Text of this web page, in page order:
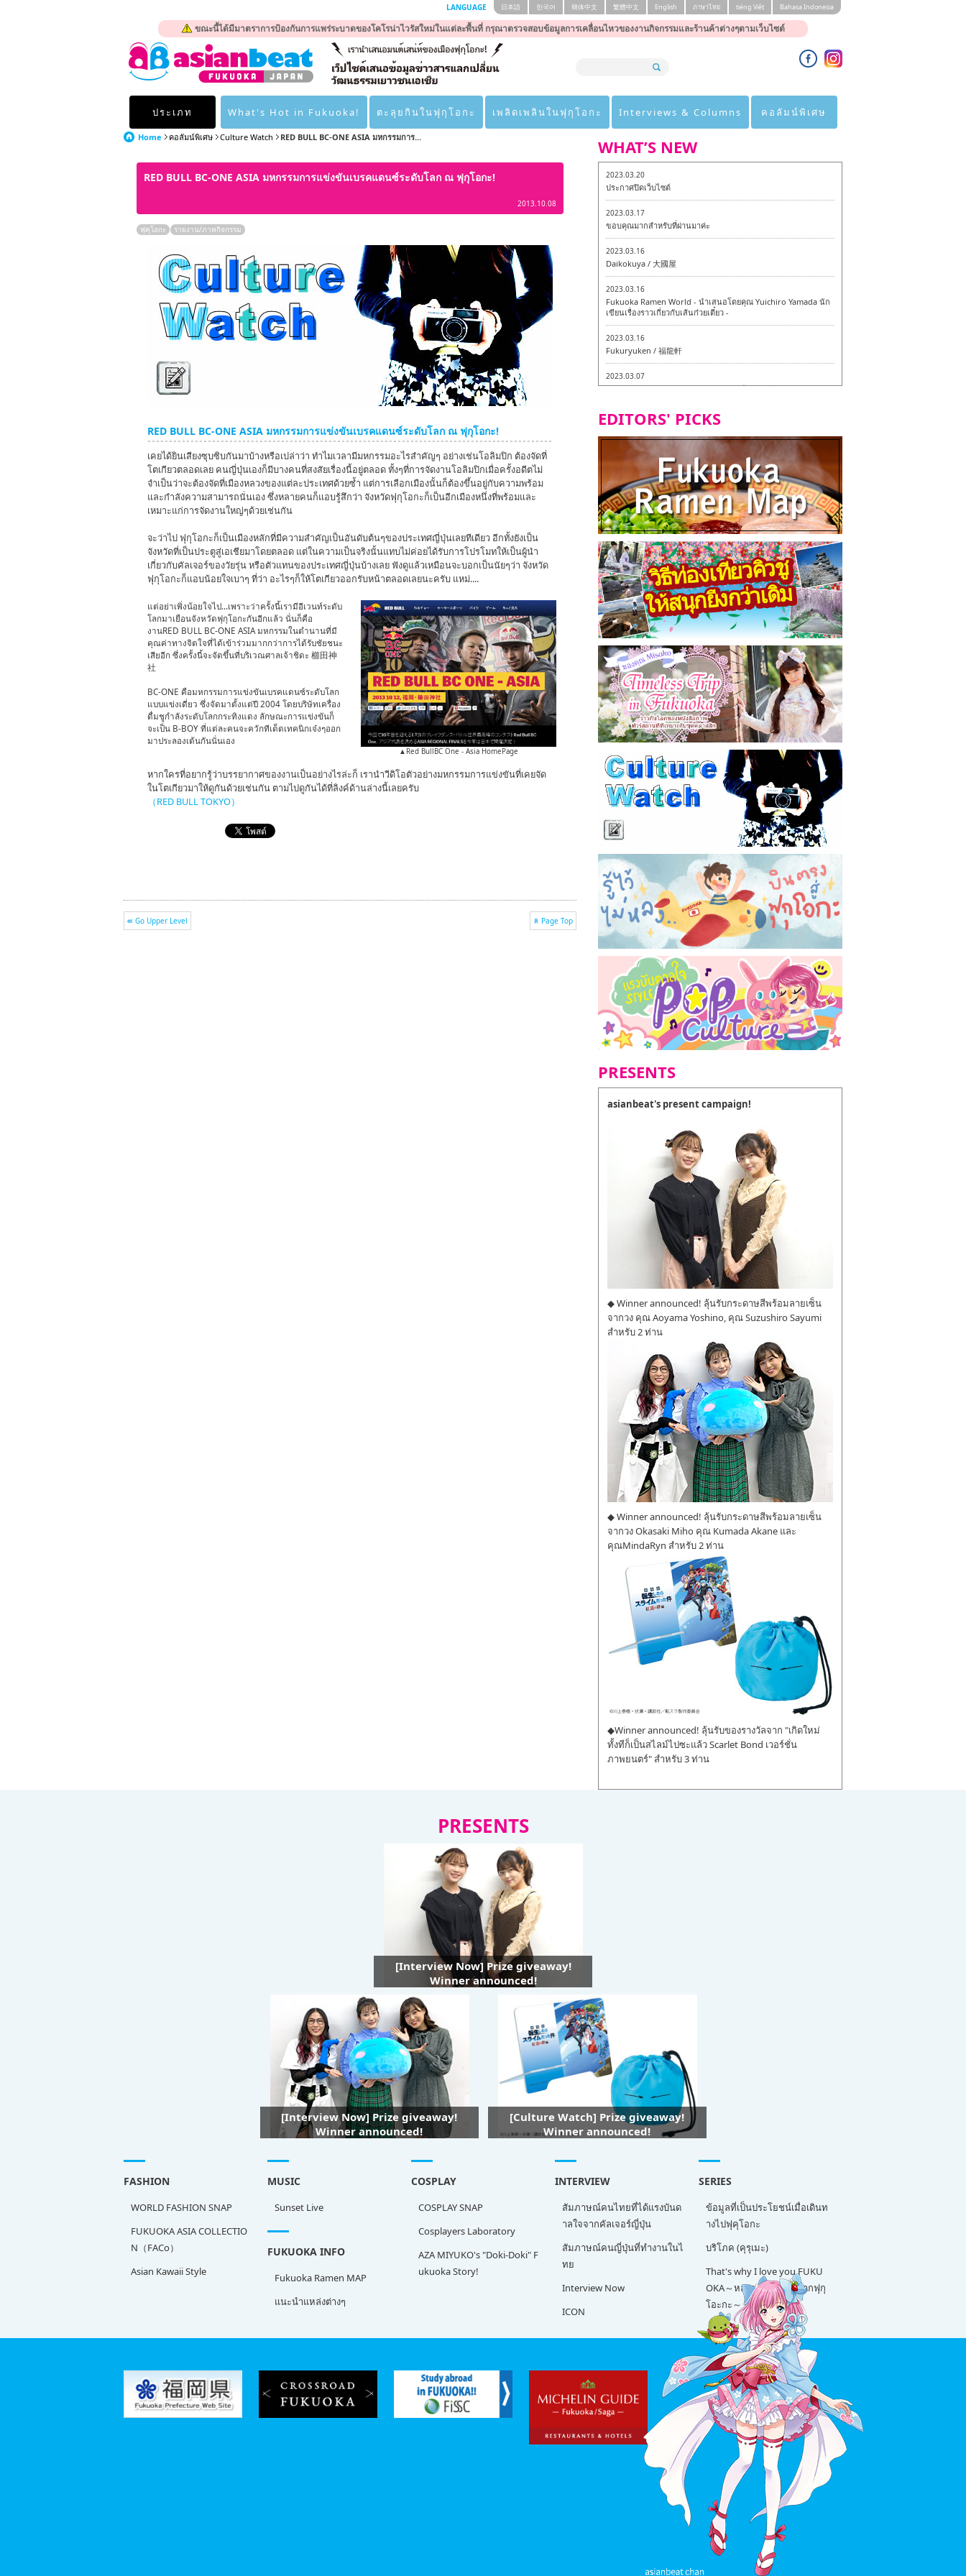
ขณะนี้ได้มีมาตราการป้องกันการแพร่ระบาดของโคโรน่าไวรัสใหม่ในแต่ละพื้นที่ กรุณาตรวจสอบข้อมูลการเคลื่อนไหวของงานกิจกรรมและร้านค้าต่างๆตามเว็บไซต์
LANGUAGE 日本語 한국어 簡体中文 繁體中文 English ภาษาไทย tiéng Viêt Bahasa Indonesia
ประเภท What's Hot in Fukuoka! ตะลุยกินในฟุกุโอกะ เพลิดเพลินในฟุกุโอกะ Interviews & Columns คอลัมน์พิเศษ
Home คอลัมน์พิเศษ Culture Watch RED BULL BC-ONE ASIA มหกรรมการ...
RED BULL BC-ONE ASIA มหกรรมการแข่งขันเบรคแดนซ์ระดับโลก ณ ฟุกุโอกะ!
2013.10.08
ฟุคุโอกะ รายงาน/ภาพกิจกรรม
RED BULL BC-ONE ASIA มหกรรมการแข่งขันเบรคแดนซ์ระดับโลก ณ ฟุกุโอกะ!
เคยได้ยินเสียงซุบซิบกันมาบ้างหรือเปล่าว่า ทำไมเวลามีมหกรรมอะไรสำคัญๆ อย่างเช่นโอลิมปิก ต้องจัดที่
โตเกียวตลอดเลย คนญี่ปุ่นเองก็มีบางคนที่สงสัยเรื่องนี้อยู่ตลอด ทั้งๆที่การจัดงานโอลิมปิกเมื่อครั้งอดีตไม่
จำเป็นว่าจะต้องจัดที่เมืองหลวงของแต่ละประเทศด้วยซ้ำ แต่การเลือกเมืองนั้นก็ต้องขึ้นอยู่กับความพร้อม
และกำลังความสามารถนั่นเอง ซึ่งหลายคนก็แอบรู้สึกว่า จังหวัดฟุกุโอกะก็เป็นอีกเมืองหนึ่งที่พร้อมและ
เหมาะแก่การจัดงานใหญ่ๆด้วยเช่นกัน
จะว่าไป ฟุกุโอกะก็เป็นเมืองหลักที่มีความสำคัญเป็นอันดับต้นๆของประเทศญี่ปุ่นเลยทีเดียว อีกทั้งยังเป็น
จังหวัดที่เป็นประตูสู่เอเชียมาโดยตลอด แต่ในความเป็นจริงนั้นแทบไม่ค่อยได้รับการโปรโมทให้เป็นผู้นำ
เกี่ยวกับคัลเจอร์ของวัยรุ่น หรือตัวแทนของประเทศญี่ปุ่นบ้างเลย ฟังดูแล้วเหมือนจะบอกเป็นนัยๆว่า จังหวัด
ฟุกุโอกะก็แอบน้อยใจเบาๆ ที่ว่า อะไรๆก็ให้โตเกียวออกรับหน้าตลอดเลยนะครับ แหม่....
แต่อย่าเพิ่งน้อยใจไป...เพราะว่าครั้งนี้เรามีอีเวนท์ระดับ
โลกมาเยือนจังหวัดฟุกุโอกะกันอีกแล้ว นั่นก็คือ
งานRED BULL BC-ONE ASIA มหกรรมในตำนานที่มี
คุณค่าทางจิตใจที่ได้เข้าร่วมมากกว่าการได้รับชัยชนะ
เสียอีก ซึ่งครั้งนี้จะจัดขึ้นที่บริเวณศาลเจ้าชิดะ 櫛田神
社
BC-ONE คือมหกรรมการแข่งขันเบรคแดนซ์ระดับโลก
แบบแข่งเดี่ยว ซึ่งจัดมาตั้งแต่ปี 2004 โดยบริษัทเครื่อง
ดื่มชูกำลังระดับโลกกระทิงแดง ลักษณะการแข่งขันก็
จะเป็น B-BOY ที่แต่ละคนจะควักทีเด็ดเทคนิกเจ๋งๆออก
มาประลองเต้นกันนั่นเอง
▲Red BullBC One - Asia HomePage
หากใครที่อยากรู้ว่าบรรยากาศของงานเป็นอย่างไรล่ะก็ เรานำวีดิโอตัวอย่างมหกรรมการแข่งขันที่เคยจัด
ในโตเกียวมาให้ดูกันด้วยเช่นกัน ตามไปดูกันได้ที่ลิงค์ด้านล่างนี้เลยครับ
（RED BULL TOKYO）
Go Upper Level Page Top
WHAT’S NEW
2023.03.20
ประกาศปิดเว็บไซต์
2023.03.17
ขอบคุณมากสำหรับที่ผ่านมาค่ะ
2023.03.16
Daikokuya / 大國屋
2023.03.16
Fukuoka Ramen World - นำเสนอโดยคุณ Yuichiro Yamada นัก
เขียนเรื่องราวเกี่ยวกับเส้นก๋วยเตี๋ยว -
2023.03.16
Fukuryuken / 福龍軒
2023.03.07
Isogiyokarazu สาขาหลักฮากาตะ - ทัวร์ชิมเมนูวีแกนและมังสวิรัติ
2023.03.07
ทัวร์ชิมเมนูวีแกนและมังสวิรัติในเมืองฟุกุโอกะ
2023.03.02
little stand Daimyo - ทัวร์ชิมเมนูวีแกนและมังสวิรัติในเมืองฟุกุโอ
กะ -
2023.02.28
Tochikuken Orio Honsha Udon-ten / 東筑軒 折尾本社うどん店
2023.02.27
Maruyoshi Shokudo / 丸好食堂
EDITORS' PICKS
PRESENTS
asianbeat's present campaign!
◆ Winner announced! ลุ้นรับกระดาษสีพร้อมลายเซ็น
จากวง คุณ Aoyama Yoshino, คุณ Suzushiro Sayumi
สำหรับ 2 ท่าน
◆ Winner announced! ลุ้นรับกระดาษสีพร้อมลายเซ็น
จากวง Okasaki Miho คุณ Kumada Akane และ
คุณMindaRyn สำหรับ 2 ท่าน
◆Winner announced! ลุ้นรับของรางวัลจาก "เกิดใหม่
ทั้งทีก็เป็นสไลม์ไปซะแล้ว Scarlet Bond เวอร์ชั่น
ภาพยนตร์" สำหรับ 3 ท่าน
PRESENTS
[Interview Now] Prize giveaway!
Winner announced!
[Interview Now] Prize giveaway!
Winner announced!
[Culture Watch] Prize giveaway!
Winner announced!
FASHION
WORLD FASHION SNAP
FUKUOKA ASIA COLLECTIO
N（FACo）
Asian Kawaii Style
MUSIC
Sunset Live
COSPLAY
COSPLAY SNAP
Cosplayers Laboratory
AZA MIYUKO's "Doki-Doki" F
ukuoka Story!
INTERVIEW
สัมภาษณ์คนไทยที่ได้แรงบันด
าลใจจากคัลเจอร์ญี่ปุ่น
สัมภาษณ์คนญี่ปุ่นที่ทำงานในไ
ทย
Interview Now
ICON
SERIES
ข้อมูลที่เป็นประโยชน์เมื่อเดินท
างไปฟุคุโอกะ
บริโภค (คุรุเมะ)
That's why I love you FUKU
OKA～หลายเรื่องน่ารักจากฟุกุ
โอะกะ～
FUKUOKA INFO
Fukuoka Ramen MAP
แนะนำแหล่งต่างๆ